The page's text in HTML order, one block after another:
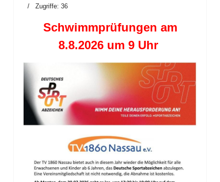
Zugriffe: 36
Schwimmprüfungen am
8.8.2026 um 9 Uhr